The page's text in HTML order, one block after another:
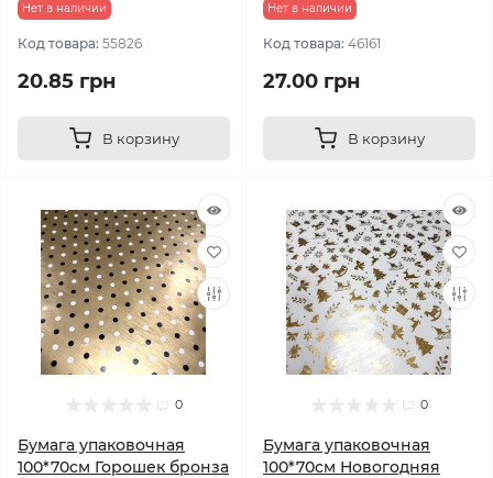
Нет в наличии
Код товара: 55826
20.85 грн
В корзину
Нет в наличии
Код товара: 46161
27.00 грн
В корзину
0
Бумага упаковочная
100*70см Горошек бронза
0
Бумага упаковочная
100*70см Новогодняя